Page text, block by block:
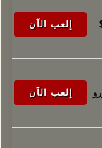
إلعب الآن
إلعب الآن